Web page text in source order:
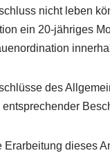
nicht leben
ein 20-jähriges
des
entsprechender
Erarbeitung dieses